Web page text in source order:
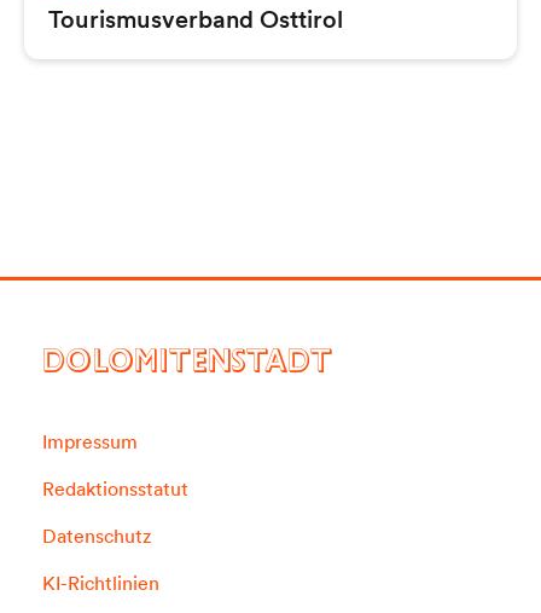
Tourismusverband Osttirol
DOLOMITENSTADT
Impressum
Redaktionsstatut
Datenschutz
KI-Richtlinien